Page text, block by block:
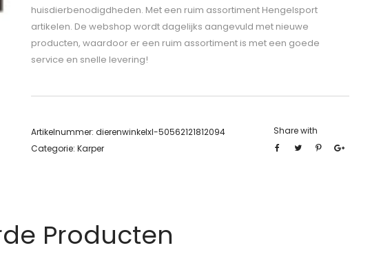
huisdierbenodigdheden. Met een ruim assortiment Hengelsport
artikelen. De webshop wordt dagelijks aangevuld met nieuwe
producten, waardoor er een ruim assortiment is met een goede
service en snelle levering!
Artikelnummer: dierenwinkelxl-50562121812094
Categorie: Karper
Share with
Producten